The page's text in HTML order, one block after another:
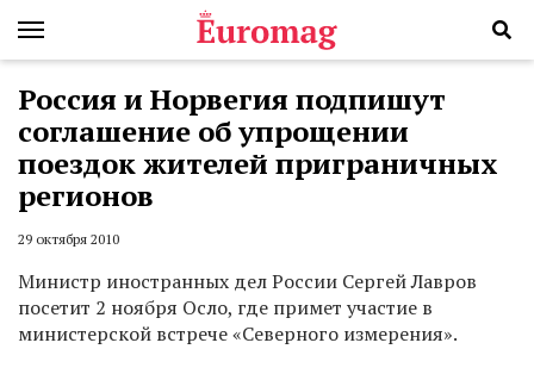
Россия и Норвегия подпишут
соглашение об упрощении
поездок жителей приграничных
регионов
29 октября 2010
Министр иностранных дел России Сергей Лавров
посетит 2 ноября Осло, где примет участие в
министерской встрече «Северного измерения».